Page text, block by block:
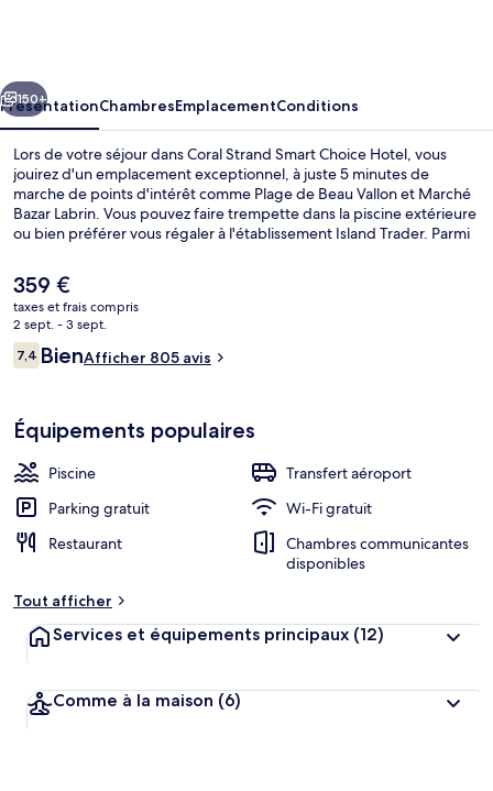
Hotel
Suivant
150+
PrésentationChambresEmplacementConditions
Lors de votre séjour dans Coral Strand Smart Choice Hotel, vous
jouirez d'un emplacement exceptionnel, à juste 5 minutes de
marche de points d'intérêt comme Plage de Beau Vallon et Marché
Bazar Labrin. Vous pouvez faire trempette dans la piscine extérieure
ou bien préférer vous régaler à l'établissement Island Trader. Parmi
déjeuner et le dîner. Parmi les avantages offerts par cet
hébergement : un bar à la plage, une piscine pour enfants et une
terrasse. Les autres voyageurs ne tarissent pas d'éloges en ce qui
concerne le personnel attentionné et la proximité avec la plage.
Le
prix
actuel
est
de
359 €
taxes et frais compris
2 sept. - 3 sept.
Avis
voyageurs
7,47,4 sur 10
BienAfficher 805 avis
Équipements populaires
Piscine
Transfert aéroport
Parking gratuit
Wi-Fi gratuit
Restaurant
Chambres communicantes
disponibles
Tout afficher
Services et équipements principaux (12)
Comme à la maison (6)